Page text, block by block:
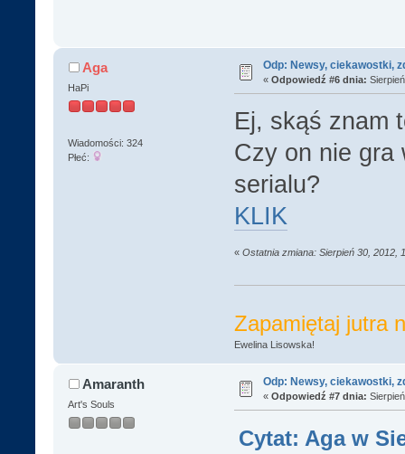
Aga
HaPi
Wiadomości: 324
Płeć:
Odp: Newsy, ciekawostki,
«Odpowiedź #6 dnia:
Ej, skąś znam
Czy on nie gra
serialu?
KLIK
« Ostatnia zmiana: Sierpień 30, 2012,
Zapamiętaj jutra
Ewelina Lisowska!
Amaranth
Art's Souls
Odp: Newsy, ciekawostki,
«Odpowiedź #7 dnia:
Cytat: Aga w